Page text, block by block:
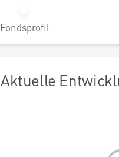
Fondsprofil
Aktuelle